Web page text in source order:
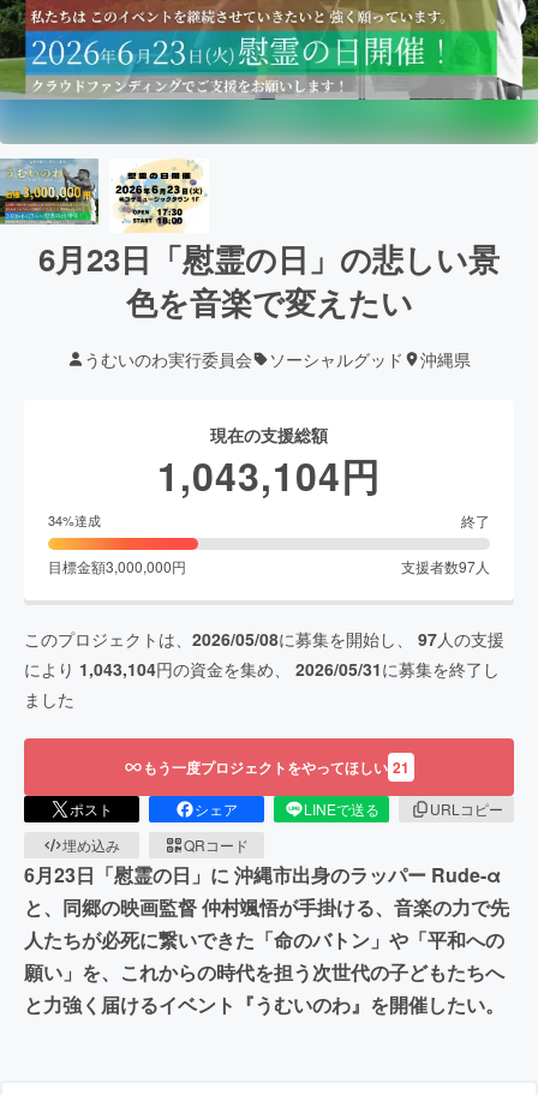
6月23日「慰霊の日」の悲しい景
色を音楽で変えたい
うむいのわ実行委員会 ソーシャルグッド 沖縄県
現在の支援総額
1,043,104円
34%達成 終了
目標金額3,000,000円 支援者数97人
このプロジェクトは、 2026/05/08に募集を開始し、 97人の支援
により 1,043,104円の資金を集め、 2026/05/31に募集を終了し
ました
もう一度プロジェクトをやってほしい 21
ポスト シェア LINEで送る
URLコピー
埋め込み
QRコード
6月23日「慰霊の日」に 沖縄市出身のラッパー Rude-α
と、同郷の映画監督 仲村颯悟が手掛ける、音楽の力で先
人たちが必死に繋いできた「命のバトン」や「平和への
願い」を、これからの時代を担う次世代の子どもたちへ
と力強く届けるイベント『うむいのわ』を開催したい。